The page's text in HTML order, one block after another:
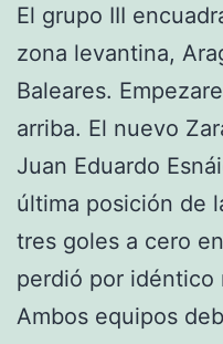
El grupo III
zona levantina,
Baleares.
arriba. El nuevo
Juan Eduardo
última posición de
tres goles a cero
perdió por idéntico
Ambos equipos